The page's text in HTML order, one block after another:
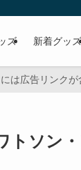
ズ 新着グッズ
は広告リンク
トソン